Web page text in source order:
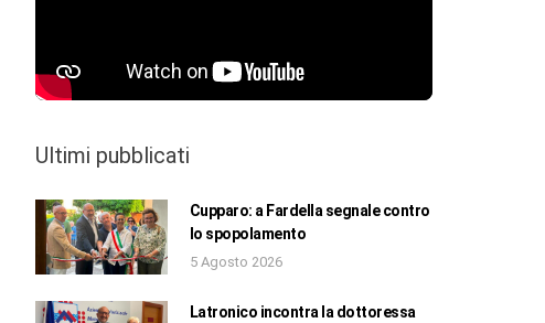
Ultimi pubblicati
Cupparo: a Fardella segnale contro
lo spopolamento
5 Agosto 2026
Latronico incontra la dottoressa